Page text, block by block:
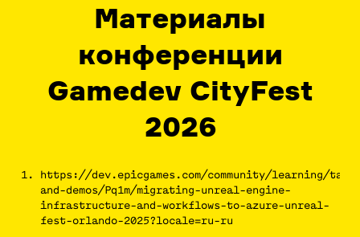
Материалы
конференции
Gamedev CityFest
2026
https://dev.epicgames.com/community/learning/
and-demos/Pq1m/migrating-unreal-engine-
infrastructure-and-workflows-to-azure-unreal-
fest-orlando-2025?locale=ru-ru